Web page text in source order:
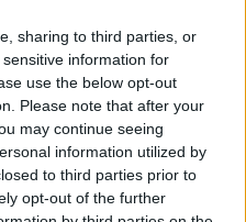
sharing to third parties, or
information for
use the below opt-out
Please note that after your
may continue seeing
information utilized by
to third parties prior to
opt-out of the further
12:00:00